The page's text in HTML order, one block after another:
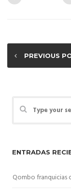
PREVIOUS
ENTRADAS
Qombo franquicias